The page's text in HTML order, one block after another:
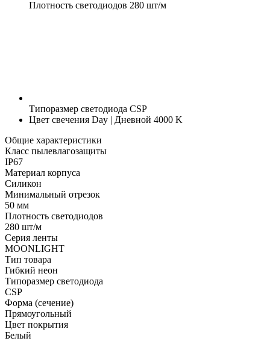
Плотность светодиодов 280 шт/м
Типоразмер светодиода CSP
Цвет свечения Day | Дневной 4000 K
Общие характеристики
Класс пылевлагозащиты
IP67
Материал корпуса
Силикон
Минимальный отрезок
50 мм
Плотность светодиодов
280 шт/м
Серия ленты
MOONLIGHT
Тип товара
Гибкий неон
Типоразмер светодиода
CSP
Форма (сечение)
Прямоугольный
Цвет покрытия
Белый